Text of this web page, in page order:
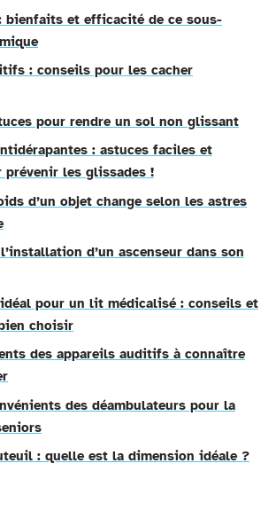
bienfaits et efficacité de ce sous-
: conseils pour les cacher
pour rendre un sol non glissant
: astuces faciles et
prévenir les glissades !
d’un objet change selon les astres
d’un ascenseur dans son
pour un lit médicalisé : conseils et
choisir
des appareils auditifs à connaître
des déambulateurs pour la
: quelle est la dimension idéale ?